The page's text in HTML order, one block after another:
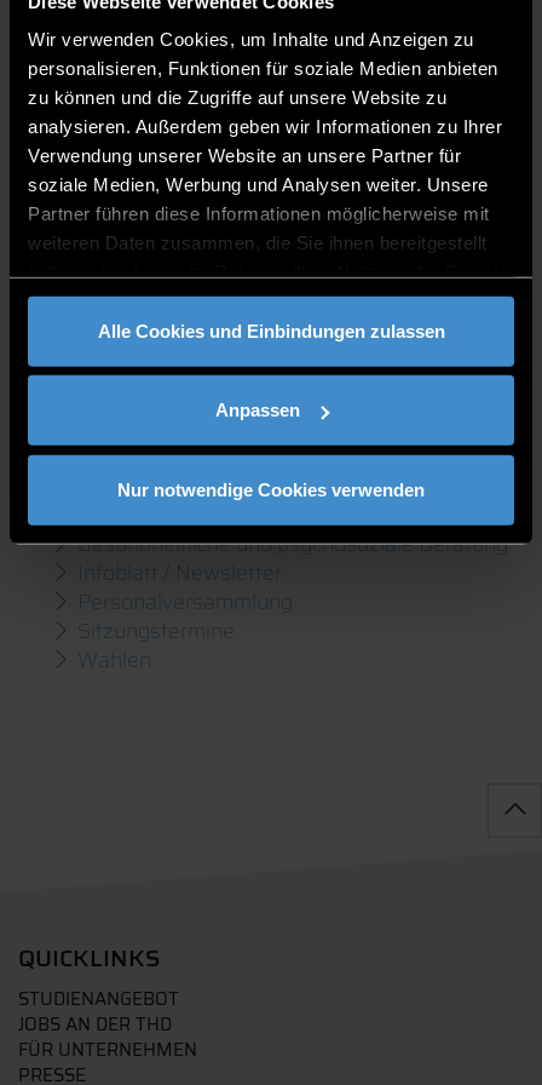
Wir verwenden Cookies, um Inhalte und Anzeigen zu
personalisieren, Funktionen für soziale Medien anbieten
zu können und die Zugriffe auf unsere Website zu
analysieren. Außerdem geben wir Informationen zu Ihrer
Verwendung unserer Website an unsere Partner für
soziale Medien, Werbung und Analysen weiter. Unsere
Partner führen diese Informationen möglicherweise mit
weiteren Daten zusammen, die Sie ihnen bereitgestellt
gesammelt haben.
Alle Cookies und Einbindungen zulassen
Anpassen
Nur notwendige Cookies verwenden
Telefon:+49 (0)991 3615-280
E-Mail:personalrat@th-deg.de
Sprechzeiten:Nach Vereinbarung
Wir Stellen uns vor
Mitglieder des Personalrats
Schwerbehindertenvertretung: Peter
Apfelbeck(Vorsitz), Sebastian Blum (stellv.),
Caroline Hobelsberger (stellv.)
Einige wichtige Hinweise und Infos haben wir
folgend für Euch bereitgestellt:
Aufgaben und Mitwirkung
Dienstvereinbarungen
Gesundheitliche und psychosoziale Beratung
Infoblatt / Newsletter
Personalversammlung
Sitzungstermine
Wahlen
QUICKLINKS
STUDIENANGEBOT
JOBS AN DER THD
FÜR UNTERNEHMEN
PRESSE